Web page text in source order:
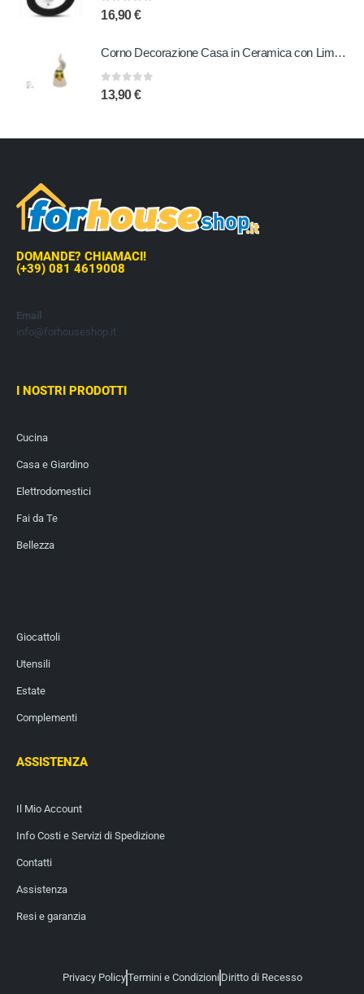
0 out of 5
16,90€
Corno Decorazione Casa in Ceramica con Limoni 19,5 cm
0out of 5
13,90€
DOMANDE? CHIAMACI!
(+39) 081 4619008
Email
info@forhouseshop.it
I NOSTRI PRODOTTI
Cucina
Casa e Giardino
Elettrodomestici
Fai da Te
Bellezza
Giocattoli
Utensili
Estate
Complementi
ASSISTENZA
Il Mio Account
Info Costi e Servizi di Spedizione
Contatti
Assistenza
Resi e garanzia
Privacy PolicyTermini e Condizioni Diritto di Recesso